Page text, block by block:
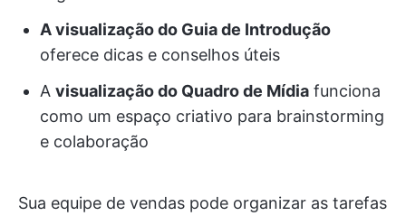
A visualização do Guia de Introdução
oferece dicas e conselhos úteis
A visualização do Quadro de Mídia funciona
como um espaço criativo para brainstorming
e colaboração
Sua equipe de vendas pode organizar as tarefas